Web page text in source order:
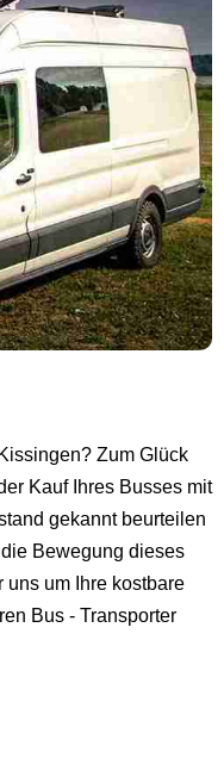
Zum Glück
Kauf Ihres Busses mit
gekannt beurteilen
Bewegung dieses
uns um Ihre kostbare
Bus - Transporter